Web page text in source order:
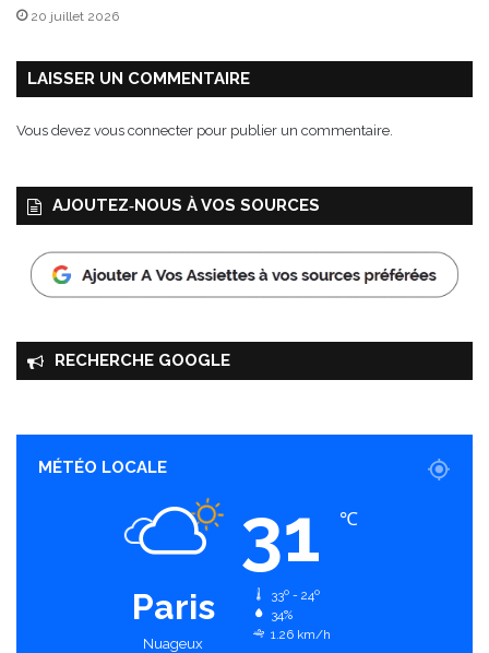
t
!
20 juillet 2026
LAISSER UN COMMENTAIRE
Vous devez vous connecter pour publier un commentaire.
AJOUTEZ‑NOUS À VOS SOURCES
RECHERCHE GOOGLE
MÉTÉO LOCALE
Paris
Nuageux
31 ℃
33º - 24º
34%
1.26 km/h